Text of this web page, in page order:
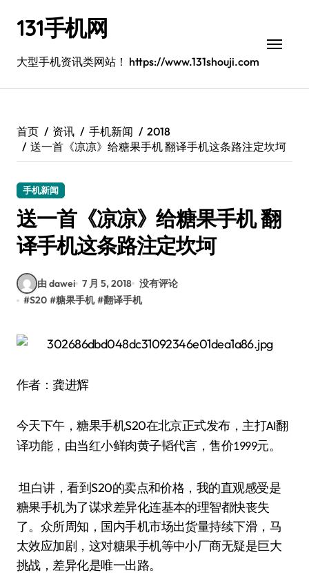
131手机网
大型手机资讯类网站！ https://www.131shouji.com
首页 资讯 手机新闻
2018
送一首《凉凉》给糖果手机 翻译手机这条路注定坎坷
手机新闻
送一首《凉凉》给糖果手机 翻
译手机这条路注定坎坷
由 dawei 7 月 5, 2018 没有评论
#S20 #糖果手机 #翻译手机
作者：龚进辉
今天下午，糖果手机S20在北京正式发布，主打AI翻
译功能，由当红小鲜肉黄子韬代言，售价1999元。
坦白讲，看到S20的卖点和价格，我的直观感受是
糖果手机为了谋求差异化连基本的理智都快丧失
了。众所周知，国内手机市场出货量持续下滑，马
太效应加剧，这对糖果手机等中小厂商无疑是巨大
挑战，差异化是唯一出路。